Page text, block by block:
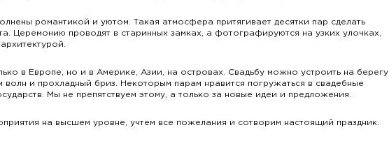
романтикой и уютом. Такая атмосфера притягивает десятки пар сделать
Церемонию проводят в старинных замках, а фотографируются на узких улочках,
в Европе, но и в Америке, Азии, на островах. Свадьбу можно устроить на берегу
и прохладный бриз. Некоторым парам нравится погружаться в свадебные
Мы не препятствуем этому, а только за новые идеи и предложения.
на высшем уровне, учтем все пожелания и сотворим настоящий праздник.